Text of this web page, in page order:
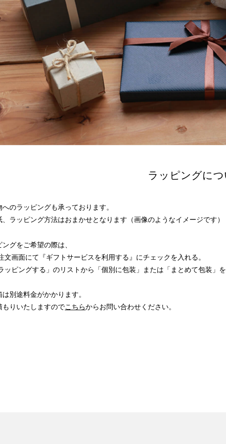
ラッピングに
へのラッピングも承っております。
、ラッピング方法はおまかせとなります（画像のようなイメージです）
ングをご希望の際は、
文画面にて『ギフトサービスを利用する』にチェックを入れる。
ッピングする」のリストから「個別に包装」または「まとめて包装」
別途料金がかかります。
もりいたしますのでこちらからお問い合わせください。